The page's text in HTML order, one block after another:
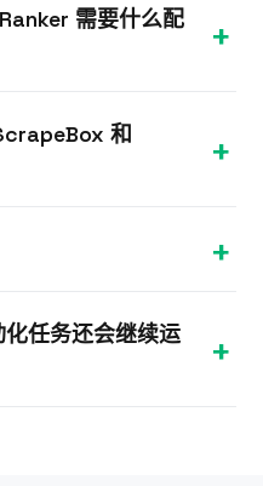
需要什么配
16 GB 套餐作为基础配
的大型部署可能需要
和
SER、ScrapeBox、
SER 和 ScrapeBox
。
任务还会继续运